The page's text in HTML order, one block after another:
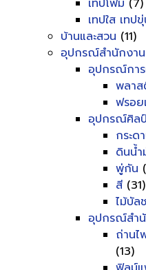
เทปโฟม (7)
เทปใส เทป
บ้านและสวน (11)
อุปกรณ์สำนักงาน
อุปกรณ์กา
พลาส
ฟรอย
อุปกรณ์ศิลป์
กระด
ดินน้ำ
พู่กัน
สี (31)
ไม้บัล
อุปกรณ์สำ
ถ่านไ
(13)